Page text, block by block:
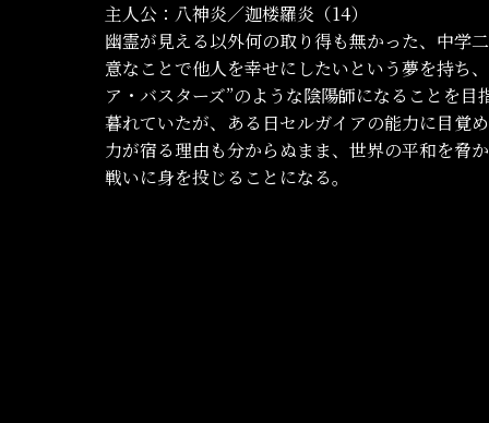
主人公：八神炎／迦楼羅炎（14）
幽霊が見える以外何の取り得も無かった、中学
意なことで他人を幸せにしたいという夢を持ち
ア・バスターズ”のような陰陽師になることを目
暮れていたが、ある日セルガイアの能力に目覚
力が宿る理由も分からぬまま、世界の平和を脅
戦いに身を投じることになる。